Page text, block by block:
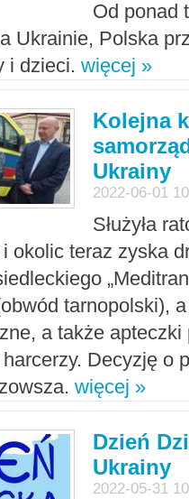
Od ponad
Ukrainie, Polska
i dzieci. więcej »
Kolejna
Ukrainy
2022-06-01
Służyła
okolic teraz zyska
tarnopolski),
a także apteczki
Decyzję o
więcej »
Dzień
Ukrainy
2022-05-31